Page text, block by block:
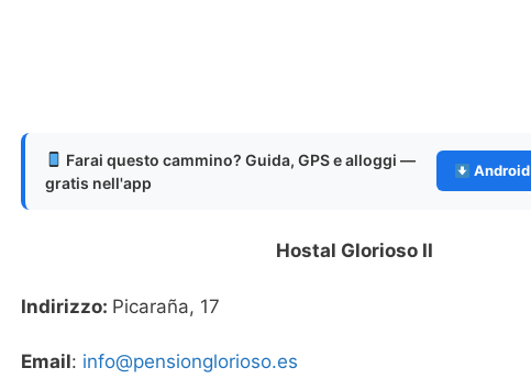
Farai questo cammino? Guida, GPS e alloggi —
gratis nell'app
Android
Hostal Glorioso II
Indirizzo: Picaraña, 17
Email: info@pensionglorioso.es